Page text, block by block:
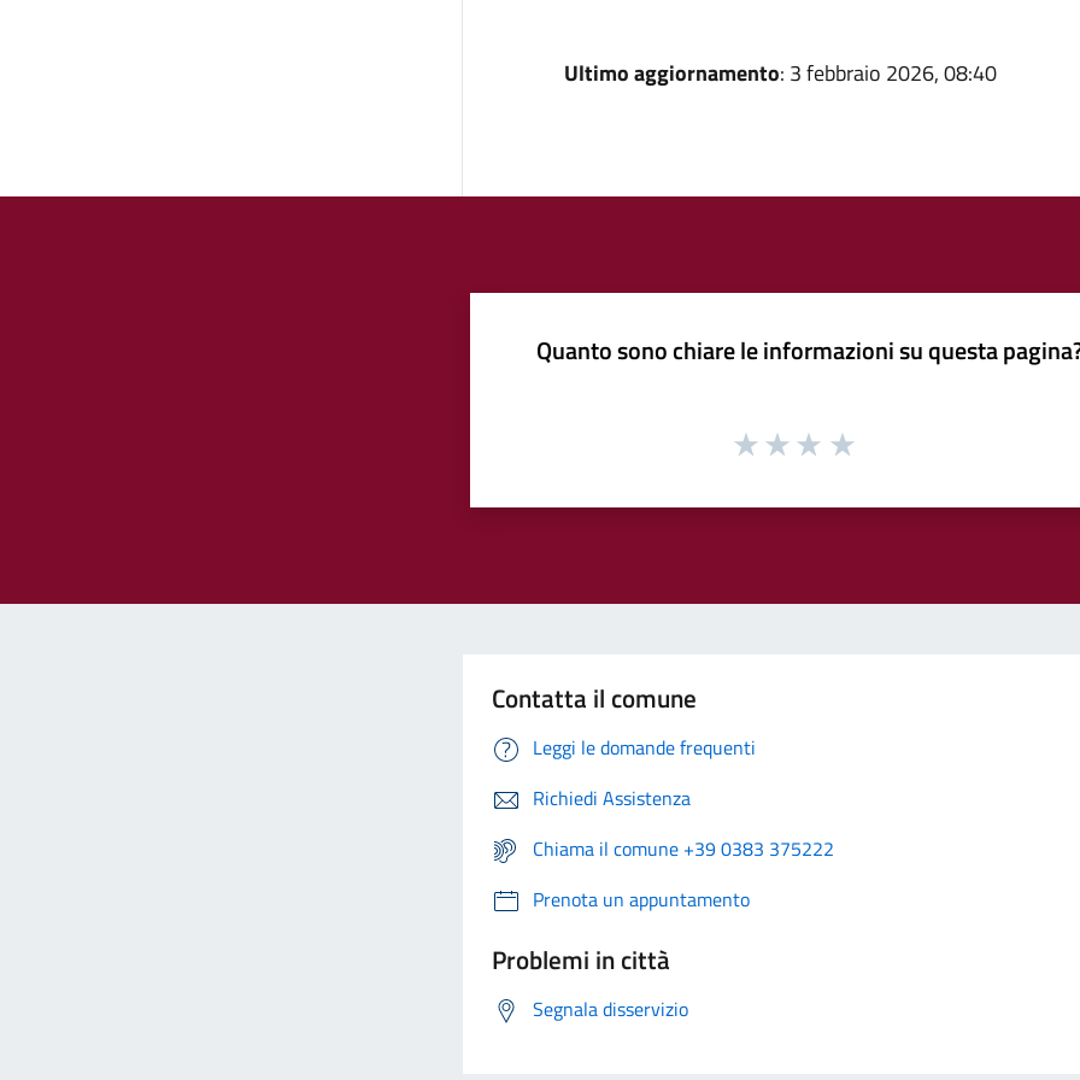
Ultimo aggiornamento: 3 febbraio 2026, 08:40
Quanto sono chiare le informazioni su questa
Contatta il comune
Leggi le domande frequenti
Richiedi Assistenza
Chiama il comune +39 0383 375222
Prenota un appuntamento
Problemi in città
Segnala disservizio